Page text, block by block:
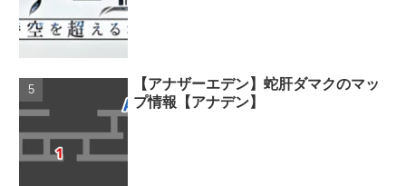
【アナザーエデン】蛇肝ダマクのマッ
プ情報【アナデン】